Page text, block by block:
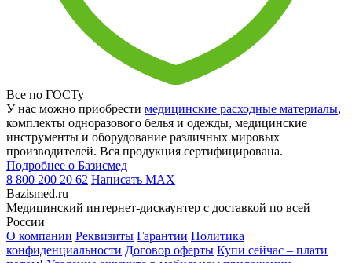
Все по ГОСТу
У нас можно приобрести медицинские расходные материалы,
комплекты одноразового белья и одежды, медицинские
инструменты и оборудование различных мировых
производителей. Вся продукция сертифицирована.
Подробнее о Базисмед
8 800 200 20 62 Написать MAX
Bazismed.ru
Медицинский интернет-дискаунтер с доставкой по всей
России
О компании Реквизиты Гарантии Политика
конфиденциальности Договор оферты Купи сейчас – плати